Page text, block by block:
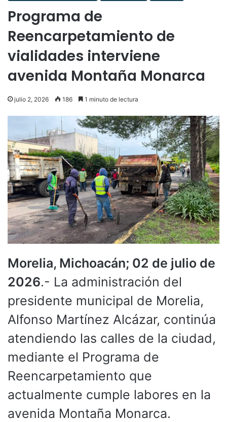
Programa de
Reencarpetamiento de
vialidades interviene
avenida Montaña Monarca
julio 2, 2026 186 1 minuto de lectura
Morelia, Michoacán; 02 de julio de
2026.- La administración del
presidente municipal de Morelia,
Alfonso Martínez Alcázar, continúa
atendiendo las calles de la ciudad,
mediante el Programa de
Reencarpetamiento que
actualmente cumple labores en la
avenida Montaña Monarca.